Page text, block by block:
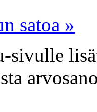
satoa »
sivulle